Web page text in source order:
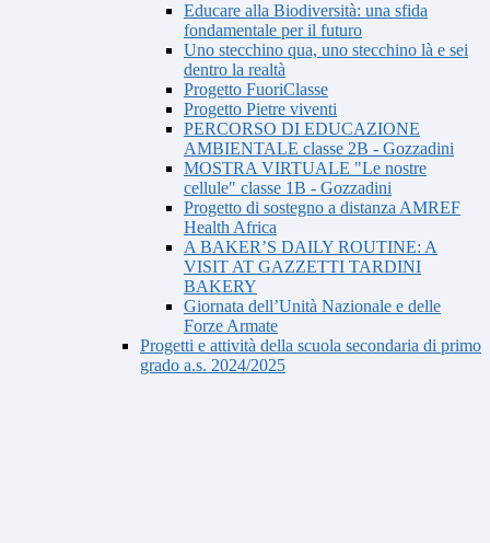
Educare alla Biodiversità: una sfida
fondamentale per il futuro
Uno stecchino qua, uno stecchino là e sei
dentro la realtà
Progetto FuoriClasse
Progetto Pietre viventi
PERCORSO DI EDUCAZIONE
AMBIENTALE classe 2B - Gozzadini
MOSTRA VIRTUALE "Le nostre
cellule" classe 1B - Gozzadini
Progetto di sostegno a distanza AMREF
Health Africa
A BAKER’S DAILY ROUTINE: A
VISIT AT GAZZETTI TARDINI
BAKERY
Giornata dell’Unità Nazionale e delle
Forze Armate
Progetti e attività della scuola secondaria di primo
grado a.s. 2024/2025